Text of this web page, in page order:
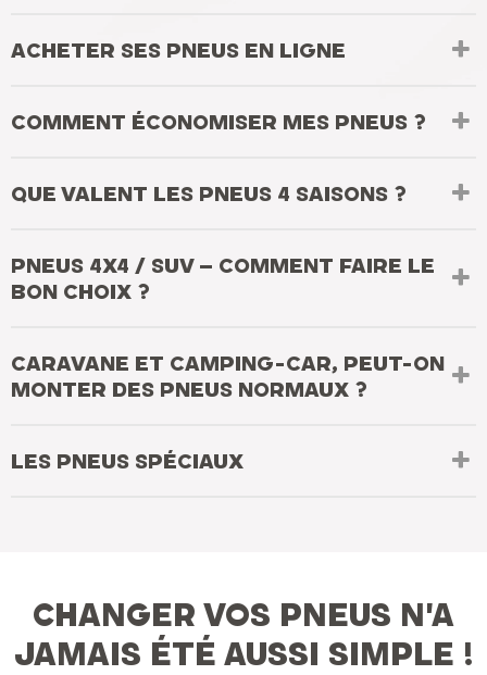
ACHETER SES PNEUS EN LIGNE
COMMENT ÉCONOMISER MES PNEUS ?
QUE VALENT LES PNEUS 4 SAISONS ?
PNEUS 4X4 / SUV – COMMENT FAIRE LE
BON CHOIX ?
CARAVANE ET CAMPING-CAR, PEUT-ON
MONTER DES PNEUS NORMAUX ?
LES PNEUS SPÉCIAUX
CHANGER VOS PNEUS N'A
JAMAIS ÉTÉ AUSSI SIMPLE !